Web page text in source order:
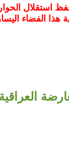
استقلال
هذا الفضاء